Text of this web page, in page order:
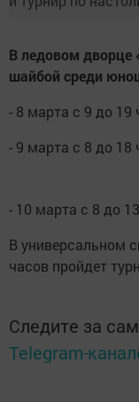
В ледовом дворце
шайбой среди
- 8 марта с 9 до 19
- 9 марта с 8 до 18
- 10 марта с 8 до
В универсальном
часов пройдет
Следите за
Telegram-